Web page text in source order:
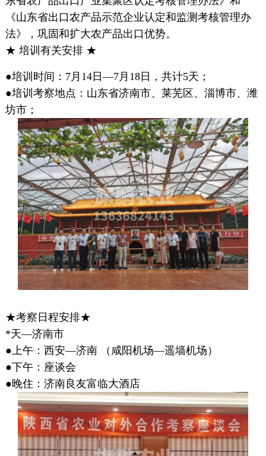
《山东省出口农产品示范企业认定和监测考核管理办
法》，巩固和扩大农产品出口优势。
★ 培训有关安排 ★
●培训时间：7月14日—7月18日，共计5天；
●培训考察地点：山东省济南市、莱芜区、淄博市、潍
坊市；
★考察日程安排★
*天—济南市
●上午：西安—济南 （咸阳机场—遥墙机场）
●下午：座谈会
●晚住：济南良友富临大酒店